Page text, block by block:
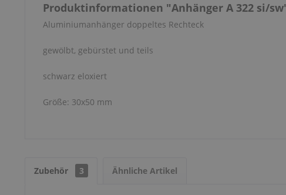
Produktinformationen "Anhänger A 322 si/
Aluminiumanhänger doppeltes Rechteck
gewölbt, gebürstet und teils
schwarz eloxiert
Größe: 30x50 mm
Zubehör 3 Ähnliche Artikel